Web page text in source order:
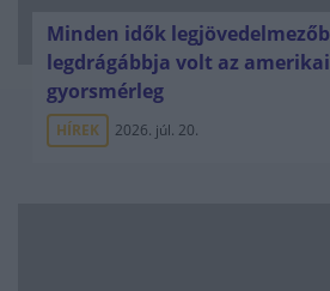
Minden idők
legdrágábbja volt az
gyorsmérleg
HÍREK 2026. júl. 20.